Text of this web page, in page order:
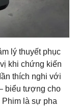
lý thuyết phục
khi chứng kiến
thích nghi với
biểu tượng cho
Phim là sự pha